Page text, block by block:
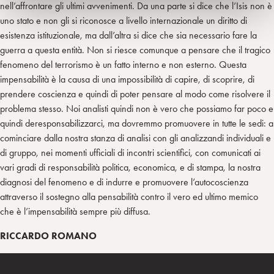
nell’affrontare gli ultimi avvenimenti. Da una parte si dice che l’Isis non è
uno stato e non gli si riconosce a livello internazionale un diritto di
esistenza istituzionale, ma dall’altra si dice che sia necessario fare la
guerra a questa entità. Non si riesce comunque a pensare che il tragico
fenomeno del terrorismo è un fatto interno e non esterno. Questa
impensabilità è la causa di una impossibilità di capire, di scoprire, di
prendere coscienza e quindi di poter pensare al modo come risolvere il
problema stesso. Noi analisti quindi non è vero che possiamo far poco e
quindi deresponsabilizzarci, ma dovremmo promuovere in tutte le sedi: a
cominciare dalla nostra stanza di analisi con gli analizzandi individuali e
di gruppo, nei momenti ufficiali di incontri scientifici, con comunicati ai
vari gradi di responsabilità politica, economica, e di stampa, la nostra
diagnosi del fenomeno e di indurre e promuovere l’autocoscienza
attraverso il sostegno alla pensabilità contro il vero ed ultimo memico
che è l’impensabilità sempre più diffusa.
RICCARDO ROMANO